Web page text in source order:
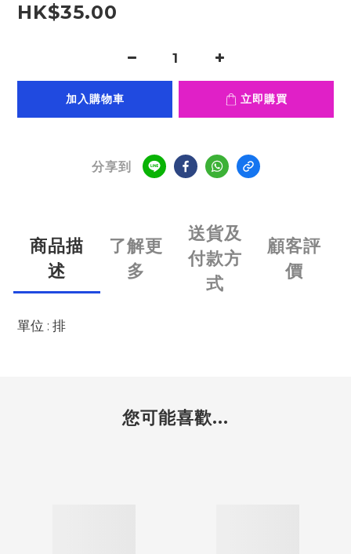
HK$35.00
加入購物車 立即購買
分享到
商品描
述
了解更
多
送貨及
付款方
式
顧客評
價
單位 : 排
您可能喜歡...